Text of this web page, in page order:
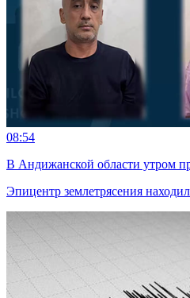
08:54
В Андижанской области утром
Эпицентр землетрясения